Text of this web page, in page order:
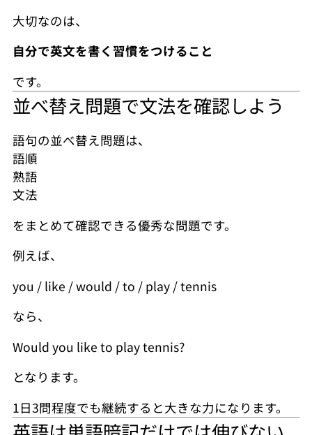
大切なのは、
自分で英文を書く習慣をつけること
です。
並べ替え問題で文法を確認しよう
語句の並べ替え問題は、
語順
熟語
文法
をまとめて確認できる優秀な問題です。
例えば、
you / like / would / to / play / tennis
なら、
Would you like to play tennis?
となります。
1日3問程度でも継続すると大きな力になります。